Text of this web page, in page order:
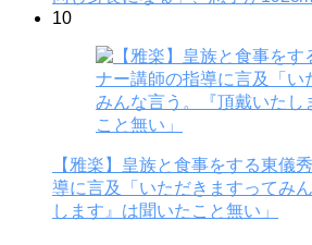
10
【雅楽】皇族と食事をする東儀
導に言及「いただきますってみ
します』は聞いたこと無い」